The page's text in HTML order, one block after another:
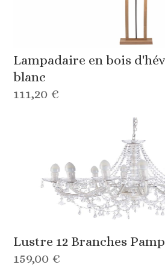
Lampadaire en bois
blanc
111,20 €
Lustre 12 Branches
159,00 €